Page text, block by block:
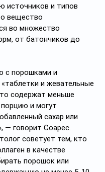
источников и типов
вещество
во множество
от батончиков до
с порошками и
и жевательные
содержат меньше
порцию и могут
сахар или
— говорит Соарес.
советует тем, кто
в качестве
порошок или